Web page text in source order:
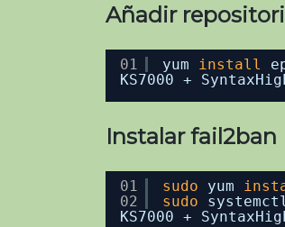
Añadir
KS7000 +
01 yum install
Instalar fail2ban
KS7000 +
01
02
sudo yum
sudo